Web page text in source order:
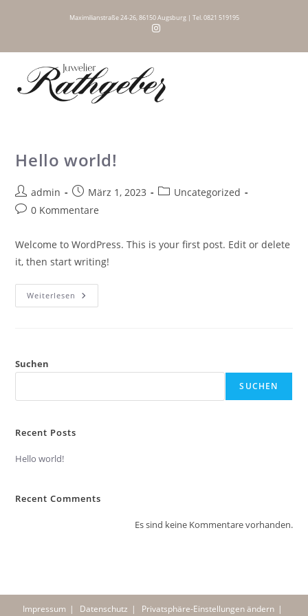
Maximilianstraße 24-26, 86150 Augsburg | Tel. 0821 519195
Hello world!
Beitrags-
Autor:
admin
Beitrag
veröffentlicht:
März 1, 2023
Beitrags-
Uncategorized
Beitrags-
0 Kommentare
Welcome to WordPress. This is your first post. Edit or delete
it, then start writing!
Weiterlesen Hello
World!
Suchen
SUCHEN
Recent Posts
Hello world!
Recent Comments
Es sind keine Kommentare vorhanden.
Impressum Datenschutz Privatsphäre-Einstellungen ändern